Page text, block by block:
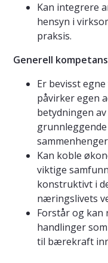
Kan integrere
hensyn i
praksis.
Generell
Er bevisst
påvirker egen
betydningen
Kan koble
viktige
konstruktivt i
næringslivets
Forstår og kan
handlinger
til bærekraft